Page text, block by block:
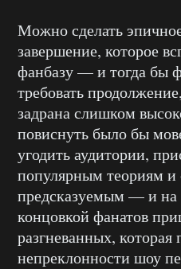
Можно сделать
завершение, которое
фанбазу — и тогда бы
требовать
задрана слишком
повиснуть было бы
угодить аудитории,
популярным теориям и
предсказуемым — и на
концовкой фанатов
разгневанных, которая
непреклонности шоу